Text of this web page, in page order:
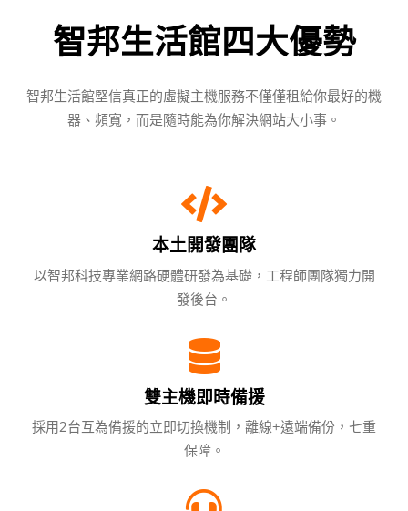
智邦生活館四大優勢
智邦生活館堅信真正的虛擬主機服務不僅僅租給你最好的機
器、頻寬，而是隨時能為你解決網站大小事。
本土開發團隊
以智邦科技專業網路硬體研發為基礎，工程師團隊獨力開
發後台。
雙主機即時備援
採用2台互為備援的立即切換機制，離線+遠端備份，七重
保障。